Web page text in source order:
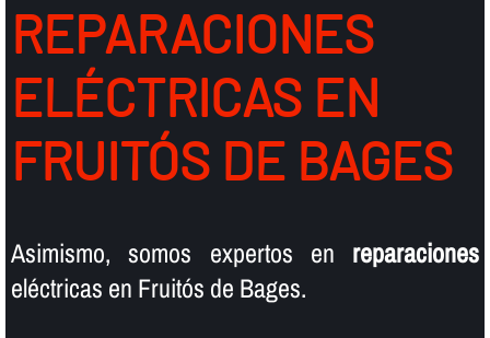
REPARACIONES
ELÉCTRICAS EN
FRUITÓS DE BAGES
Asimismo, somos expertos en reparaciones
eléctricas en Fruitós de Bages.